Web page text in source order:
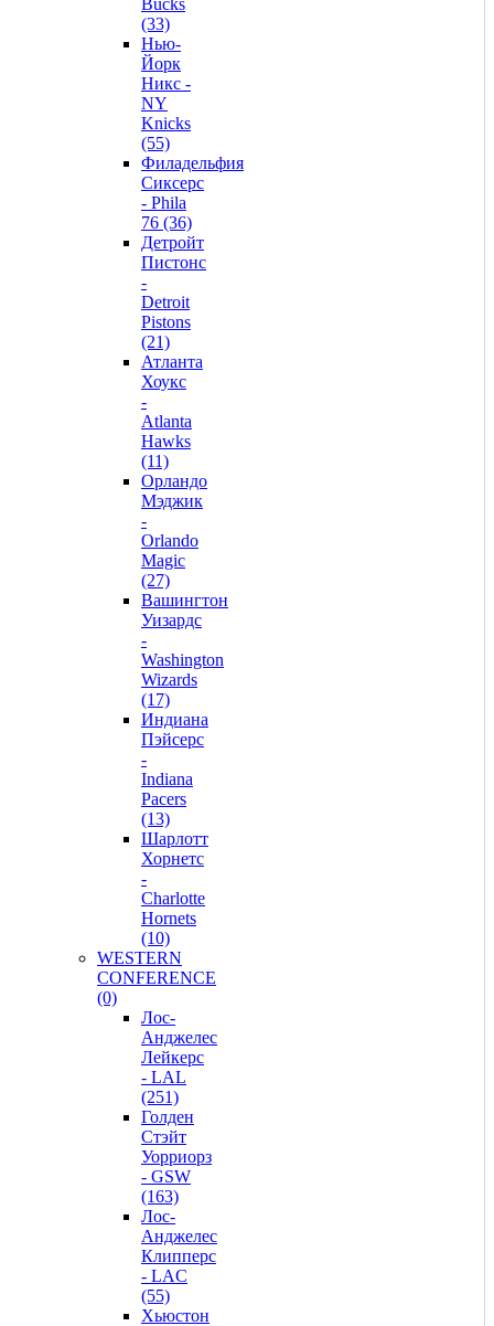
(33)
Нью-
Йорк
Никс -
NY
Knicks
(55)
Филадельфия
Сиксерс
- Phila
76 (36)
Детройт
Пистонс
-
Detroit
Pistons
(21)
Атланта
Хоукс
-
Atlanta
Hawks
(11)
Орландо
Мэджик
-
Orlando
Magic
(27)
Вашингтон
Уизардс
-
Washington
Wizards
(17)
Индиана
Пэйсерс
-
Indiana
Pacers
(13)
Шарлотт
Хорнетс
-
Charlotte
Hornets
(10)
WESTERN
CONFERENCE
(0)
Лос-
Анджелес
Лейкерс
- LAL
(251)
Голден
Стэйт
Уорриорз
- GSW
(163)
Лос-
Анджелес
Клипперс
- LAC
(55)
Хьюстон